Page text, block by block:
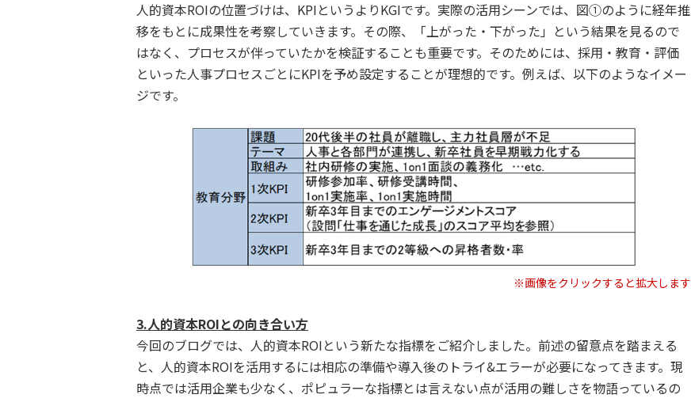
人的資本ROIの位置づけは、KPIというよりKGIです。実際の活用シーンでは、図①のように経年推
移をもとに成果性を考察していきます。その際、「上がった・下がった」という結果を見るので
はなく、プロセスが伴っていたかを検証することも重要です。そのためには、採用・教育・評価
といった人事プロセスごとにKPIを予め設定することが理想的です。例えば、以下のようなイメー
ジです。
※画像をクリックすると拡大します
3.人的資本ROIとの向き合い方
今回のブログでは、人的資本ROIという新たな指標をご紹介しました。前述の留意点を踏まえる
と、人的資本ROIを活用するには相応の準備や導入後のトライ&エラーが必要になってきます。現
時点では活用企業も少なく、ポピュラーな指標とは言えない点が活用の難しさを物語っているの